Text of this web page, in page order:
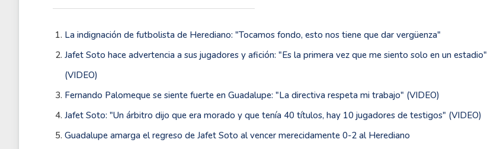
La indignación de futbolista de Herediano: "Tocamos fondo, esto nos tiene que dar vergüenza"
Jafet Soto hace advertencia a sus jugadores y afición: "Es la primera vez que me siento solo en un estadio"
(VIDEO)
Fernando Palomeque se siente fuerte en Guadalupe: "La directiva respeta mi trabajo" (VIDEO)
Jafet Soto: "Un árbitro dijo que era morado y que tenía 40 títulos, hay 10 jugadores de testigos" (VIDEO)
Guadalupe amarga el regreso de Jafet Soto al vencer merecidamente 0-2 al Herediano